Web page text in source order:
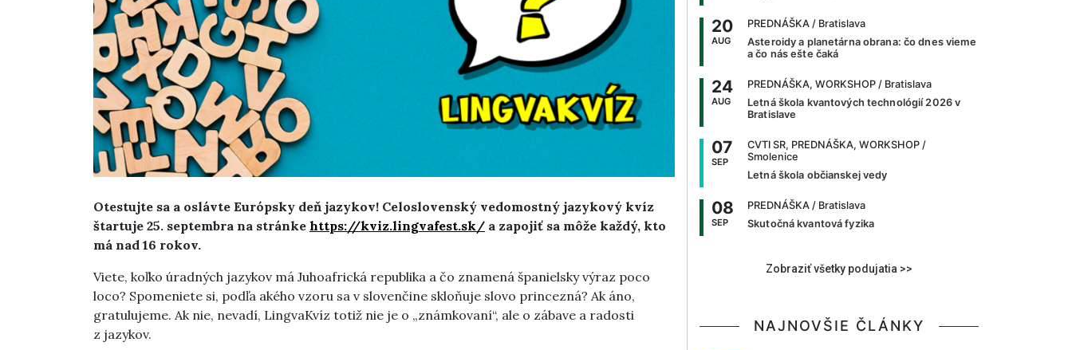
Otestujte sa a oslávte Európsky deň jazykov! Celoslovenský vedomostný jazykový kvíz
štartuje 25. septembra na stránke https://kviz.lingvafest.sk/ a zapojiť sa môže každý, kto
má nad 16 rokov.
Viete, koľko úradných jazykov má Juhoafrická republika a čo znamená španielsky výraz poco
loco? Spomeniete si, podľa akého vzoru sa v slovenčine skloňuje slovo princezná? Ak áno,
gratulujeme. Ak nie, nevadí, LingvaKvíz totiž nie je o „známkovaní“, ale o zábave a radosti
z jazykov.
20
AUG
PREDNÁŠKA / Bratislava
Asteroidy a planetárna obrana: čo dnes vieme
a čo nás ešte čaká
24
AUG
PREDNÁŠKA, WORKSHOP / Bratislava
Letná škola kvantových technológií 2026 v
Bratislave
07
SEP
CVTI SR, PREDNÁŠKA, WORKSHOP /
Smolenice
Letná škola občianskej vedy
08
SEP
PREDNÁŠKA / Bratislava
Skutočná kvantová fyzika
Zobraziť všetky podujatia >>
NAJNOVŠIE ČLÁNKY